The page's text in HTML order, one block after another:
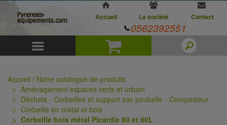
Panier
Accueil La société Contact
0562392551
Accueil / Notre catalogue de produits
Aménagement espaces verts et urbain
Déchets - Corbeilles et support sac poubelle - Composteur
Corbeille en métal et bois
Corbeille bois métal Picardie 60 et 80L